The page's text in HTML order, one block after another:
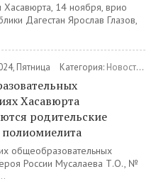
14 ноября, врио
Дагестан Ярослав Глазов,
Пятница Категория: Новости /
Хасавюрта
родительские
общеобразовательных
России Мусалаева Т.О., №